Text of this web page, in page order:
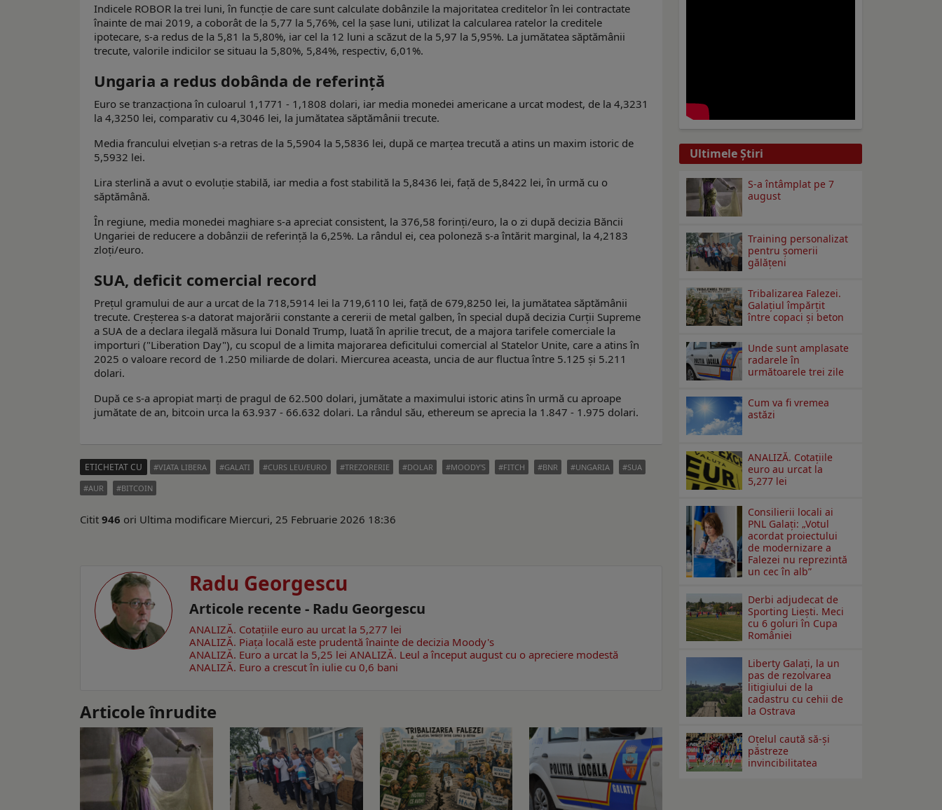
Indicele ROBOR la trei luni, în funcţie de care sunt calculate dobânzile la majoritatea creditelor în lei contractate
înainte de mai 2019, a coborât de la 5,77 la 5,76%, cel la șase luni, utilizat la calcularea ratelor la creditele
ipotecare, s-a redus de la 5,81 la 5,80%, iar cel la 12 luni a scăzut de la 5,97 la 5,95%. La jumătatea săptămânii
trecute, valorile indicilor se situau la 5,80%, 5,84%, respectiv, 6,01%.
Ungaria a redus dobânda de referință
Euro se tranzacționa în culoarul 1,1771 - 1,1808 dolari, iar media monedei americane a urcat modest, de la 4,3231
la 4,3250 lei, comparativ cu 4,3046 lei, la jumătatea săptămânii trecute.
Media francului elvețian s-a retras de la 5,5904 la 5,5836 lei, după ce marțea trecută a atins un maxim istoric de
5,5932 lei.
Lira sterlină a avut o evoluție stabilă, iar media a fost stabilită la 5,8436 lei, față de 5,8422 lei, în urmă cu o
săptămână.
În regiune, media monedei maghiare s-a apreciat consistent, la 376,58 forinți/euro, la o zi după decizia Băncii
Ungariei de reducere a dobânzii de referință la 6,25%. La rândul ei, cea poloneză s-a întărit marginal, la 4,2183
zloți/euro.
SUA, deficit comercial record
Prețul gramului de aur a urcat de la 718,5914 lei la 719,6110 lei, față de 679,8250 lei, la jumătatea săptămânii
trecute. Creșterea s-a datorat majorării constante a cererii de metal galben, în special după decizia Curții Supreme
a SUA de a declara ilegală măsura lui Donald Trump, luată în aprilie trecut, de a majora tarifele comerciale la
importuri ("Liberation Day"), cu scopul de a limita majorarea deficitului comercial al Statelor Unite, care a atins în
2025 o valoare record de 1.250 miliarde de dolari. Miercurea aceasta, uncia de aur fluctua între 5.125 și 5.211
dolari.
După ce s-a apropiat marți de pragul de 62.500 dolari, jumătate a maximului istoric atins în urmă cu aproape
jumătate de an, bitcoin urca la 63.937 - 66.632 dolari. La rândul său, ethereum se aprecia la 1.847 - 1.975 dolari.
ETICHETAT CU VIATA LIBERA GALATI CURS LEU/EURO TREZORERIE DOLAR MOODY'S FITCH BNR UNGARIA
SUA
AUR
BITCOIN
Citit 946 ori Ultima modificare Miercuri, 25 Februarie 2026 18:36
Radu Georgescu
Articole recente - Radu Georgescu
ANALIZĂ. Cotațiile euro au urcat la 5,277 lei
ANALIZĂ. Piața locală este prudentă înainte de decizia Moody's
ANALIZĂ. Euro a urcat la 5,25 lei ANALIZĂ. Leul a început august cu o apreciere modestă
ANALIZĂ. Euro a crescut în iulie cu 0,6 bani
Articole înrudite
Ultimele Ştiri
S-a întâmplat pe 7
august
Training personalizat
pentru șomerii
gălățeni
Tribalizarea Falezei.
Galațiul împărțit
între copaci și beton
Unde sunt amplasate
radarele în
următoarele trei zile
Cum va fi vremea
astăzi
ANALIZĂ. Cotațiile
euro au urcat la
5,277 lei
Consilierii locali ai
PNL Galaţi: „Votul
acordat proiectului
de modernizare a
Falezei nu reprezintă
un cec în alb”
Derbi adjudecat de
Sporting Liești. Meci
cu 6 goluri în Cupa
României
Liberty Galați, la un
pas de rezolvarea
litigiului de la
cadastru cu cehii de
la Ostrava
Oțelul caută să-și
păstreze
invincibilitatea